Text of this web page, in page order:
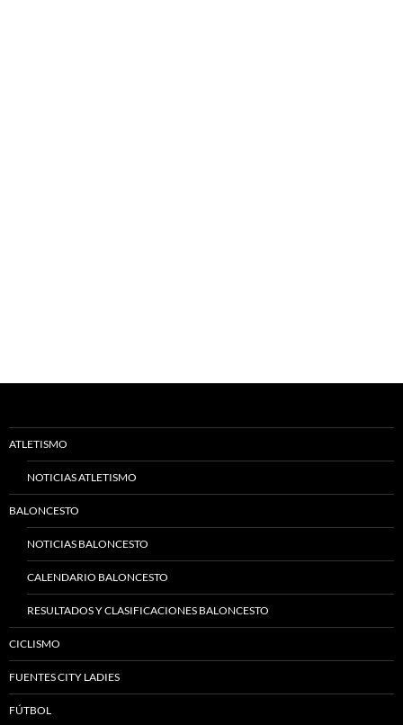
ATLETISMO
NOTICIAS ATLETISMO
BALONCESTO
NOTICIAS BALONCESTO
CALENDARIO BALONCESTO
RESULTADOS Y CLASIFICACIONES BALONCESTO
CICLISMO
FUENTES CITY LADIES
FÚTBOL